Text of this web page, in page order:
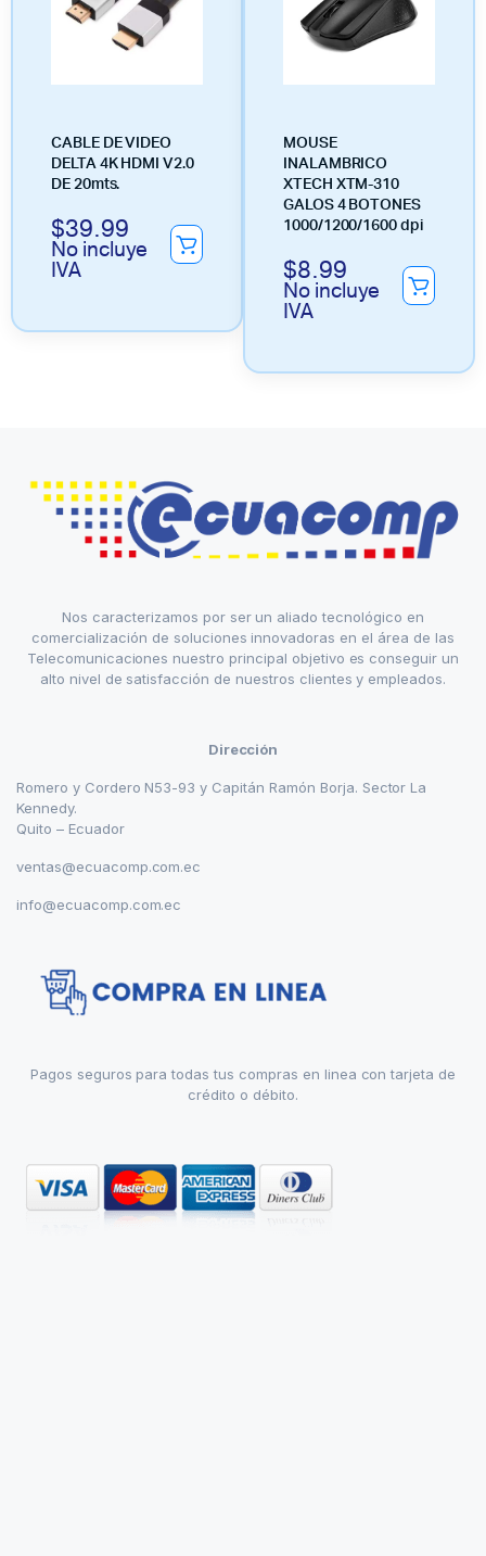
CABLE DE VIDEO
DELTA 4K HDMI V2.0
DE 20mts.
$39.99
No incluye
IVA
MOUSE
INALAMBRICO
XTECH XTM-310
GALOS 4 BOTONES
1000/1200/1600 dpi
$8.99
No incluye
IVA
Nos caracterizamos por ser un aliado tecnológico en
comercialización de soluciones innovadoras en el área de las
Telecomunicaciones nuestro principal objetivo es conseguir un
alto nivel de satisfacción de nuestros clientes y empleados.
Dirección
Romero y Cordero N53-93 y Capitán Ramón Borja. Sector La
Kennedy.
Quito – Ecuador
ventas@ecuacomp.com.ec
info@ecuacomp.com.ec
Pagos seguros para todas tus compras en linea con tarjeta de
crédito o débito.